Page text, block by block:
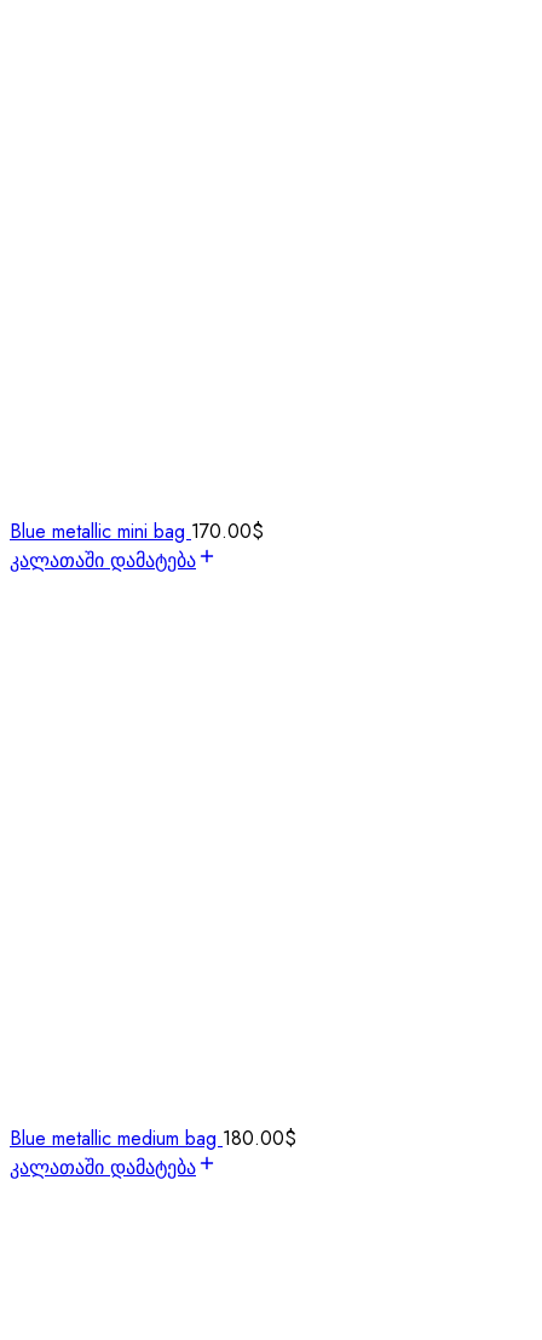
Blue metallic mini bag 170.00$
კალათაში დამატება
Blue metallic medium bag 180.00$
კალათაში დამატება